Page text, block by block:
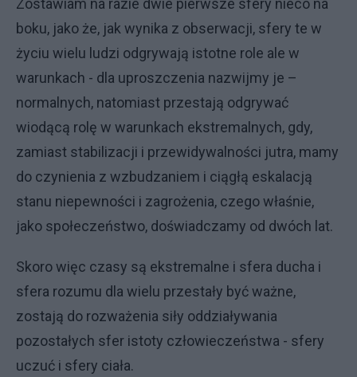
Zostawiam na razie dwie pierwsze sfery nieco na
boku, jako że, jak wynika z obserwacji, sfery te w
życiu wielu ludzi odgrywają istotne role ale w
warunkach - dla uproszczenia nazwijmy je –
normalnych, natomiast przestają odgrywać
wiodącą rolę w warunkach ekstremalnych, gdy,
zamiast stabilizacji i przewidywalności jutra, mamy
do czynienia z wzbudzaniem i ciągłą eskalacją
stanu niepewności i zagrożenia, czego właśnie,
jako społeczeństwo, doświadczamy od dwóch lat.
Skoro więc czasy są ekstremalne i sfera ducha i
sfera rozumu dla wielu przestały być ważne,
zostają do rozważenia siły oddziaływania
pozostałych sfer istoty człowieczeństwa - sfery
uczuć i sfery ciała.